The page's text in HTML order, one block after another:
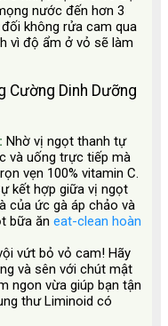
nước đến hơn 3
không rửa cam qua
vì độ ẩm ở vỏ sẽ làm
Cường Dinh Dưỡng
Nhờ vị ngọt thanh tự
và uống trực tiếp mà
vẹn 100% vitamin C.
kết hợp giữa vị ngọt
của ức gà áp chảo và
bữa ăn eat-clean hoàn
vứt bỏ vỏ cam! Hãy
và sên với chút mật
ngon vừa giúp bạn tận
thư Liminoid có